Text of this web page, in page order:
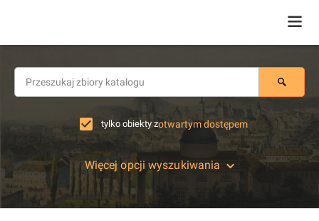
tylko obiekty zotwartym dostępem
Więcej opcji wyszukiwania